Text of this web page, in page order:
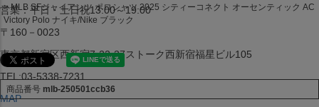
営業：平日・土日祝13:00～19:00
〒160－0023
東京都新宿区西新宿7-22-37ストーク西新宿福星ビル105
TEL:03-5338-7231
MAP
MLB SFジャイアンツ ポロシャツ 2025 シティーコネクト オーセンティック AC
Victory Polo ナイキ/Nike ブラック
商品番号 mlb-250501ccb36